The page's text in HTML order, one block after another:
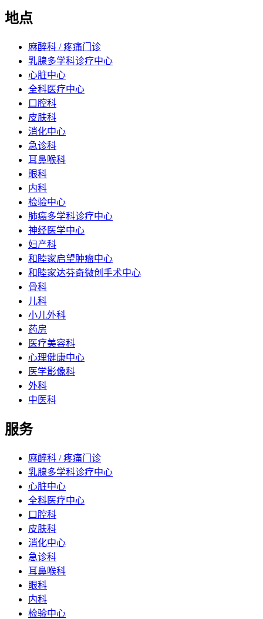
地点
麻醉科 / 疼痛门诊
乳腺多学科诊疗中心
心脏中心
全科医疗中心
口腔科
皮肤科
消化中心
急诊科
耳鼻喉科
眼科
内科
检验中心
肺癌多学科诊疗中心
神经医学中心
妇产科
和睦家启望肿瘤中心
和睦家达芬奇微创手术中心
骨科
儿科
小儿外科
药房
医疗美容科
心理健康中心
医学影像科
外科
中医科
服务
麻醉科 / 疼痛门诊
乳腺多学科诊疗中心
心脏中心
全科医疗中心
口腔科
皮肤科
消化中心
急诊科
耳鼻喉科
眼科
内科
检验中心